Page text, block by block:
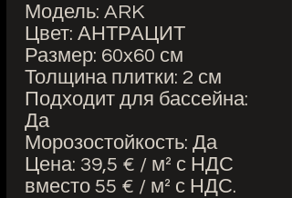
Модель: ARK
Цвет: АНТРАЦИТ
Размер: 60x60 см
Толщина плитки: 2 см
Подходит для бассейна:
Да
Морозостойкость: Да
Цена: 39,5 € / м² с НДС
вместо 55 € / м² с НДС.